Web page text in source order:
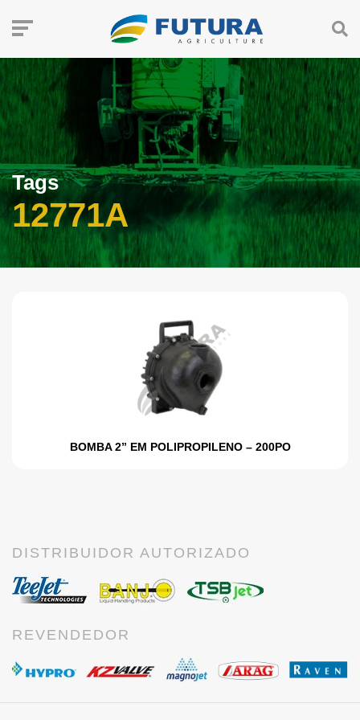
Tags
12771A
BOMBA 2” EM POLIPROPILENO – 200PO
DISTRIBUIDOR AUTORIZADO
REVENDEDOR